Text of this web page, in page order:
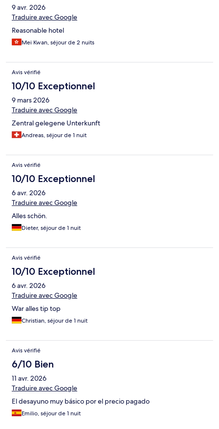
9 avr. 2026
Traduire avec Google
Reasonable hotel
Mei Kwan, séjour de 2 nuits
Avis vérifié
10/10 Exceptionnel
9 mars 2026
Traduire avec Google
Zentral gelegene Unterkunft
Andreas, séjour de 1 nuit
Avis vérifié
10/10 Exceptionnel
6 avr. 2026
Traduire avec Google
Alles schön.
Dieter, séjour de 1 nuit
Avis vérifié
10/10 Exceptionnel
6 avr. 2026
Traduire avec Google
War alles tip top
Christian, séjour de 1 nuit
Avis vérifié
6/10 Bien
11 avr. 2026
Traduire avec Google
El desayuno muy básico por el precio pagado
Emilio, séjour de 1 nuit